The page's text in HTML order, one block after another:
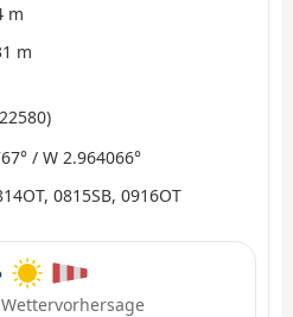
m
m
/ W 2.964066°
0815SB, 0916OT